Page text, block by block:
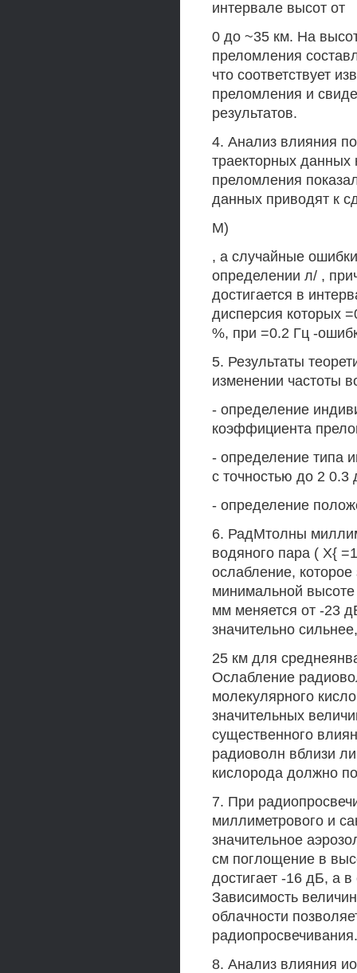
интервале высот от
0 до ~35 км. На
преломления
что соответствует
преломления и
результатов.
4. Анализ влияния
траекторных данных
преломления
данных приводят к
М)
, а случайные
определении л/ ,
достигается в
дисперсия которых
%, при =0.2 Гц -
5. Результаты
изменении частоты
- определение
коэффициента
- определение типа
с точностью до 2 0.3
- определение
6. РадМтолны
водяного пара ( Х{
ослабление,
минимальной
мм меняется от -23
значительно
25 км для
Ослабление
молекулярного
значительных
существенного
радиоволн вблизи
кислорода должно
7. При
миллиметрового и
значительное
см поглощение в
достигает -16 дБ, а
Зависимость
облачности
радиопросвечивания.
8. Анализ влияния